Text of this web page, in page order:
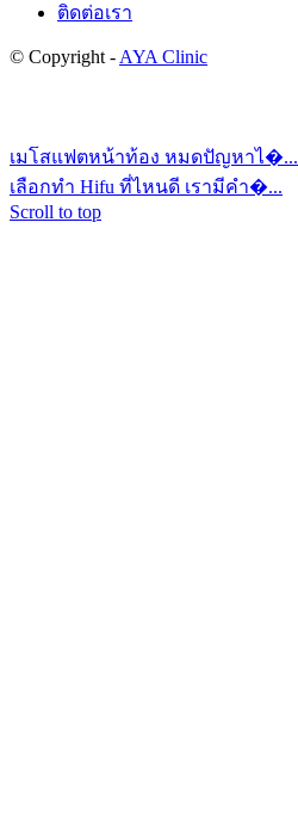
ติดต่อเรา
© Copyright - AYA Clinic
เมโสแฟตหน้าท้อง หมดปัญหาไ�...
เลือกทำ Hifu ที่ไหนดี เรามีคำ�...
Scroll to top